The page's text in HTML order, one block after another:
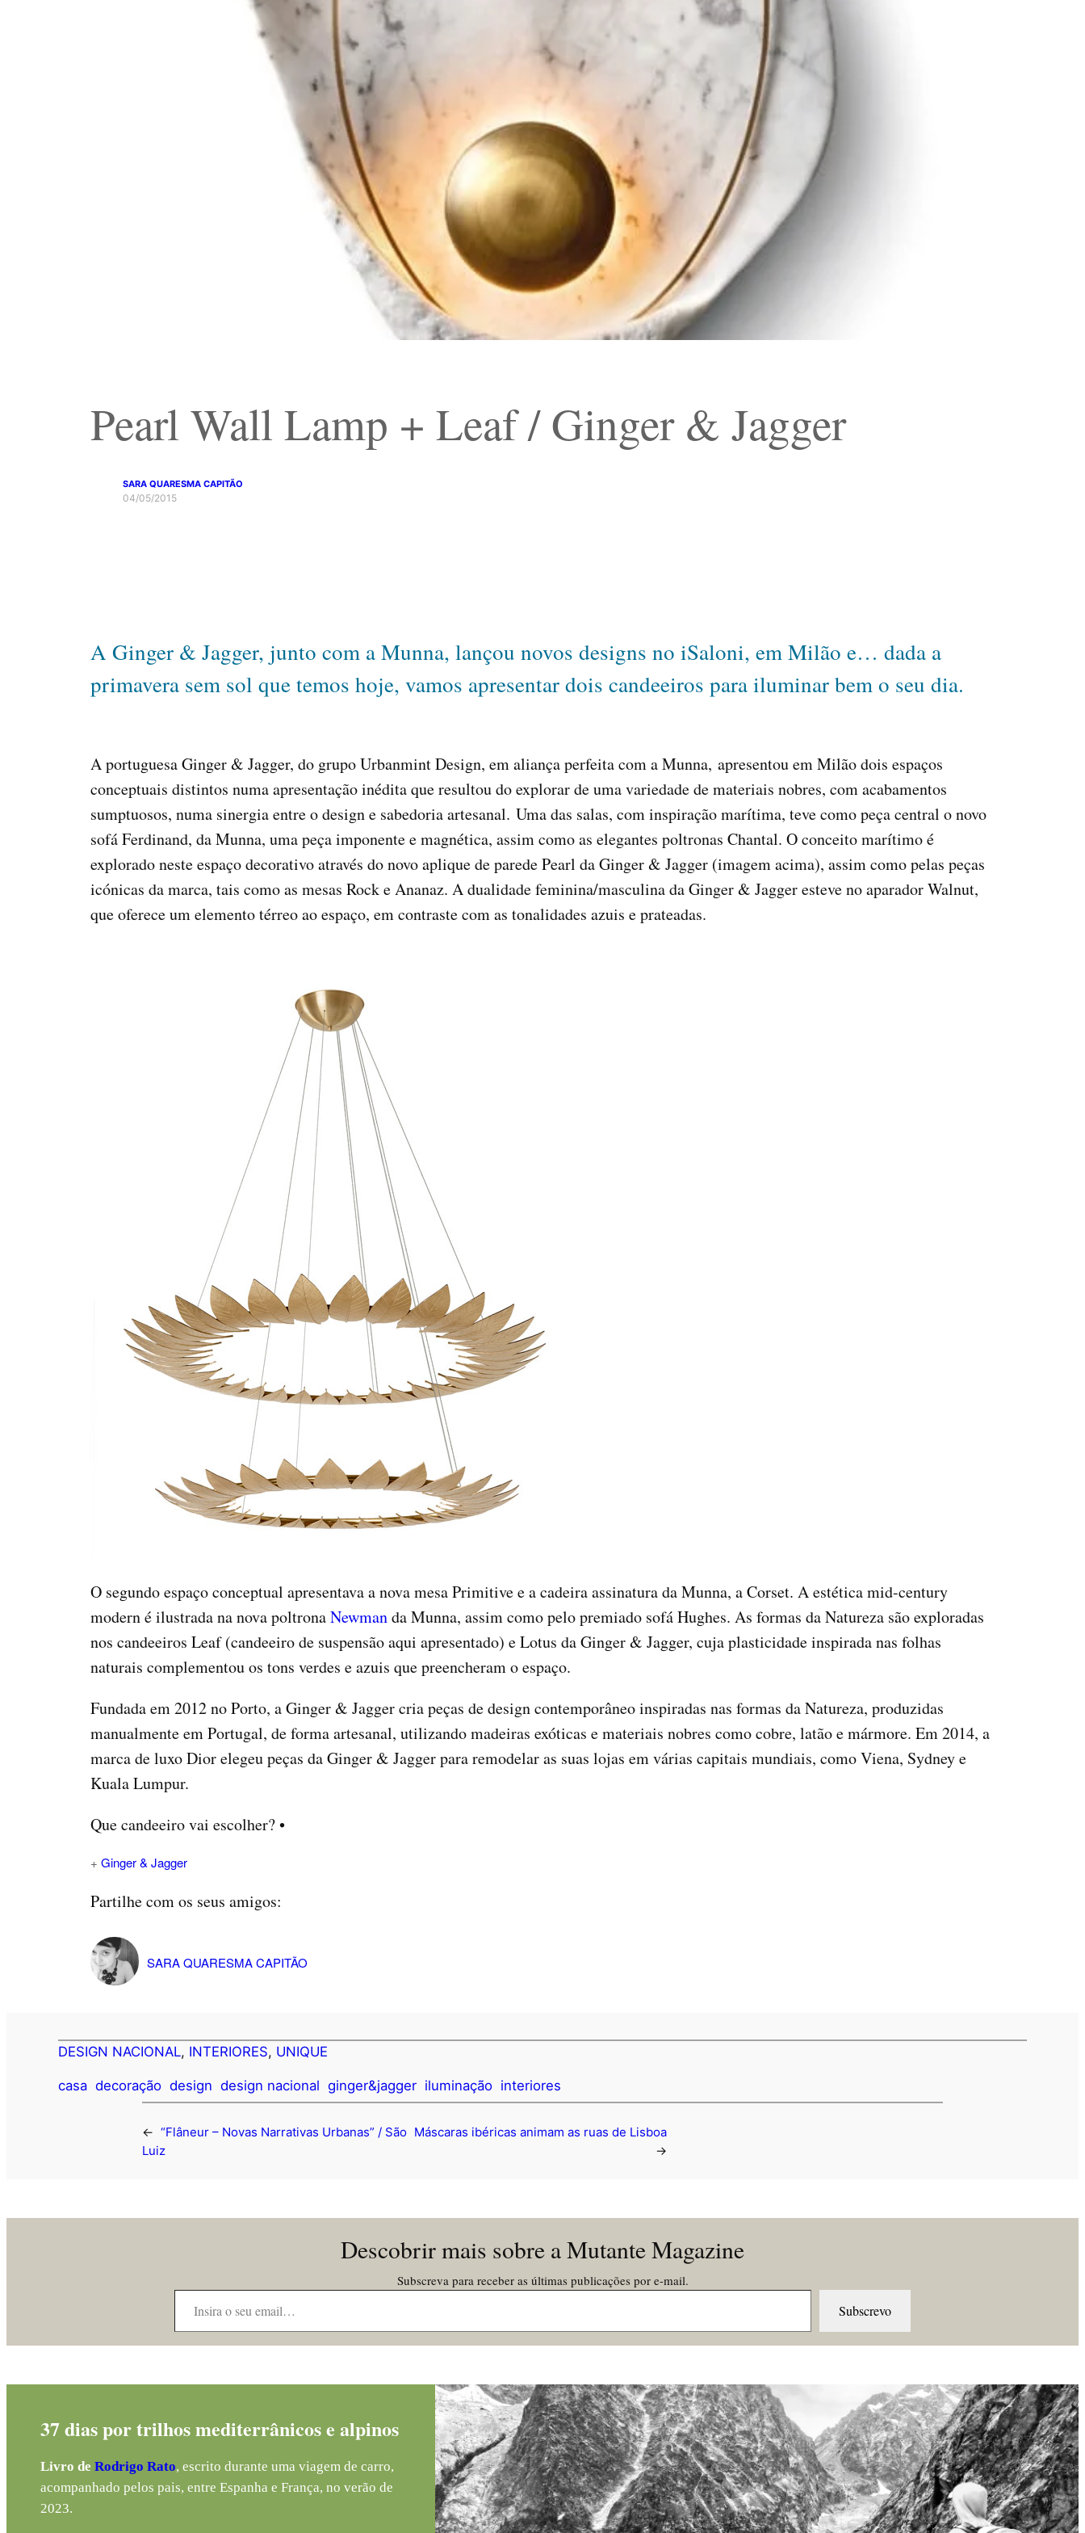
Pearl Wall Lamp + Leaf / Ginger & Jagger
SARA QUARESMA CAPITÃO
04/05/2015
A Ginger & Jagger, junto com a Munna, lançou novos designs no iSaloni, em Milão e… dada a
primavera sem sol que temos hoje, vamos apresentar dois candeeiros para iluminar bem o seu dia.
A portuguesa Ginger & Jagger, do grupo Urbanmint Design, em aliança perfeita com a Munna, apresentou em Milão dois espaços
conceptuais distintos numa apresentação inédita que resultou do explorar de uma variedade de materiais nobres, com acabamentos
sumptuosos, numa sinergia entre o design e sabedoria artesanal. Uma das salas, com inspiração marítima, teve como peça central o novo
sofá Ferdinand, da Munna, uma peça imponente e magnética, assim como as elegantes poltronas Chantal. O conceito marítimo é
explorado neste espaço decorativo através do novo aplique de parede Pearl da Ginger & Jagger (imagem acima), assim como pelas peças
icónicas da marca, tais como as mesas Rock e Ananaz. A dualidade feminina/masculina da Ginger & Jagger esteve no aparador Walnut,
que oferece um elemento térreo ao espaço, em contraste com as tonalidades azuis e prateadas.
O segundo espaço conceptual apresentava a nova mesa Primitive e a cadeira assinatura da Munna, a Corset. A estética mid-century
modern é ilustrada na nova poltronaNewmanda Munna, assim como pelo premiado sofá Hughes. As formas da Natureza são exploradas
nos candeeiros Leaf (candeeiro de suspensão aqui apresentado) e Lotus da Ginger & Jagger, cuja plasticidade inspirada nas folhas
naturais complementou os tons verdes e azuis que preencheram o espaço.
Fundada em 2012 no Porto, a Ginger & Jagger cria peças de design contemporâneo inspiradas nas formas da Natureza, produzidas
manualmente em Portugal, de forma artesanal, utilizando madeiras exóticas e materiais nobres como cobre, latão e mármore. Em 2014, a
marca de luxo Dior elegeu peças da Ginger & Jagger para remodelar as suas lojas em várias capitais mundiais, como Viena, Sydney e
Kuala Lumpur.
Que candeeiro vai escolher? •
+ Ginger & Jagger
Partilhe com os seus amigos:
SARA QUARESMA CAPITÃO
DESIGN NACIONAL, INTERIORES, UNIQUE
casa decoração design design nacional ginger&jagger iluminação interiores
← “Flâneur – Novas Narrativas Urbanas” / São
Luiz
Máscaras ibéricas animam as ruas de Lisboa
→
Descobrir mais sobre a Mutante Magazine
Subscreva para receber as últimas publicações por e-mail.
Insira o seu email…
Subscrevo
37 dias por trilhos mediterrânicos e alpinos
Livro deRodrigo Rato, escrito durante uma viagem de carro,
acompanhado pelos pais, entre Espanha e França, no verão de
2023.